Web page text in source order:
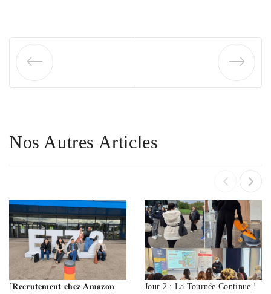
Nos Autres Articles
[𝐑𝐞𝐜𝐫𝐮𝐭𝐞𝐦𝐞𝐧𝐭 𝐜𝐡𝐞𝐳 𝐀𝐦𝐚𝐳𝐨𝐧
Jour 2 : La Tournée Continue !